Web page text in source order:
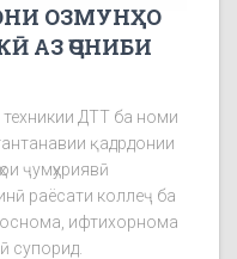
ОЗМУНҲО
АЗ ҶОНИБИ
ДТТ ба номи
қадрдонии
ҷумҳуриявӣ
раёсати коллеҷ ба
ифтихорнома
супорид.